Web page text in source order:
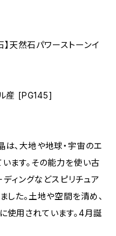
天然石パワーストーンイ
産 [PG145]
、大地や地球・宇宙のエ
ます。その能力を使い古
ディングなどスピリチュア
した。土地や空間を清め、
用されています。4月誕